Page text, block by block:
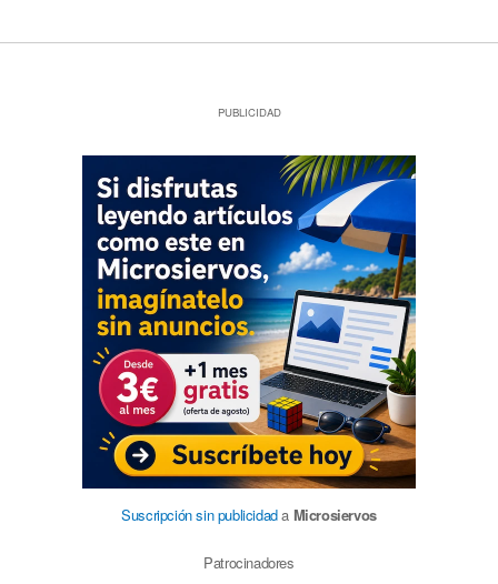
PUBLICIDAD
Suscripción sin publicidada Microsiervos
Patrocinadores